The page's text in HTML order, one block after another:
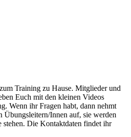
Training zu Hause. Mitglieder und
Euch mit den kleinen Videos
Wenn ihr Fragen habt, dann nehmt
Übungsleitern/Innen auf, sie werden
stehen. Die Kontaktdaten findet ihr